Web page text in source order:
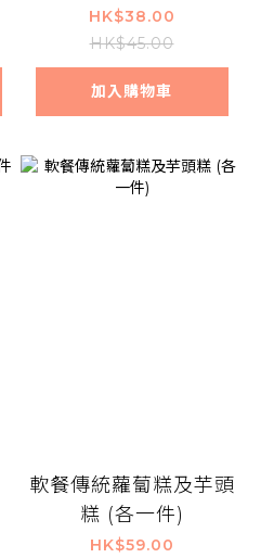
HK$38.00
HK$45.00
加入購物車
軟餐傳統蘿蔔糕及芋頭
糕 (各一件)
HK$59.00